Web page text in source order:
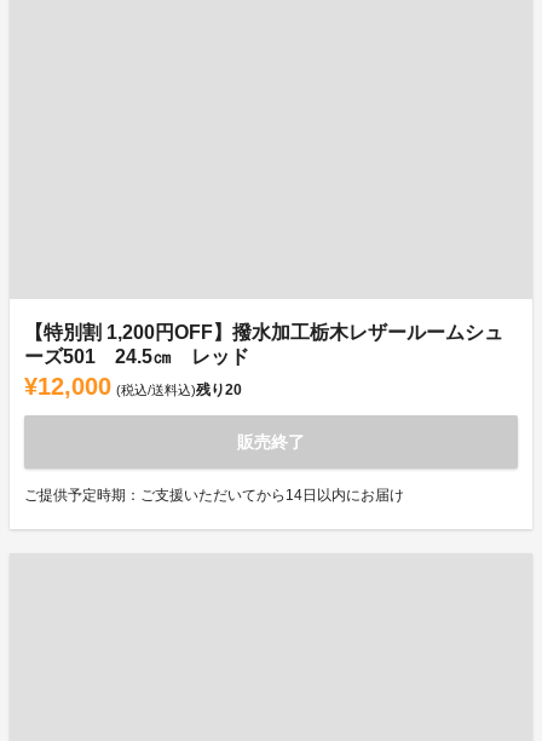
【特別割 1,200円OFF】撥水加工栃木レザールームシュ
ーズ501 24.5㎝ レッド
¥12,000 (税込/送料込)残り20
販売終了
ご提供予定時期：ご支援いただいてから14日以内にお届け